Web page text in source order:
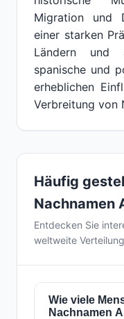
Migration und
einer starken
Ländern und
spanische und
erheblichen
Verbreitung von
Häufig
Nachnamen
Entdecken Sie
weltweite
Wie viele
Nachnamen